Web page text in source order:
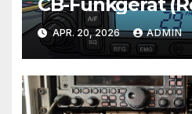
CB-Funkgerät
APR. 20, 2026 ADMIN